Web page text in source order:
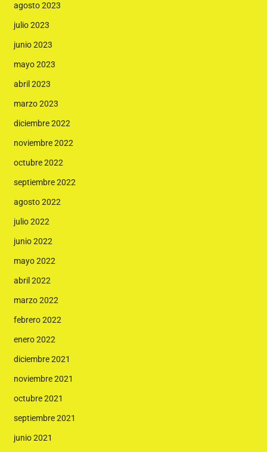
agosto 2023
julio 2023
junio 2023
mayo 2023
abril 2023
marzo 2023
diciembre 2022
noviembre 2022
octubre 2022
septiembre 2022
agosto 2022
julio 2022
junio 2022
mayo 2022
abril 2022
marzo 2022
febrero 2022
enero 2022
diciembre 2021
noviembre 2021
octubre 2021
septiembre 2021
junio 2021